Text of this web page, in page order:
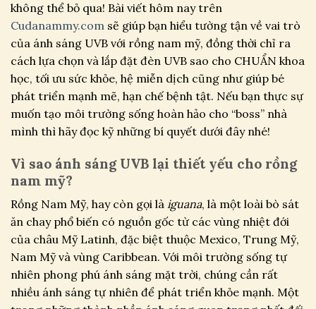
không thể bỏ qua! Bài viết hôm nay trên
Cudanammy.com sẽ giúp bạn hiểu tường tận về vai trò
của ánh sáng UVB với rồng nam mỹ, đồng thời chỉ ra
cách lựa chọn và lắp đặt đèn UVB sao cho CHUẨN khoa
học, tối ưu sức khỏe, hệ miễn dịch cũng như giúp bé
phát triển mạnh mẽ, hạn chế bệnh tật. Nếu bạn thực sự
muốn tạo môi trường sống hoàn hảo cho “boss” nhà
mình thì hãy đọc kỹ những bí quyết dưới đây nhé!
Vì sao ánh sáng UVB lại thiết yếu cho rồng
nam mỹ?
Rồng Nam Mỹ, hay còn gọi là iguana, là một loài bò sát
ăn chay phổ biến có nguồn gốc từ các vùng nhiệt đới
của châu Mỹ Latinh, đặc biệt thuộc Mexico, Trung Mỹ,
Nam Mỹ và vùng Caribbean. Với môi trường sống tự
nhiên phong phú ánh sáng mặt trời, chúng cần rất
nhiều ánh sáng tự nhiên để phát triển khỏe mạnh. Một